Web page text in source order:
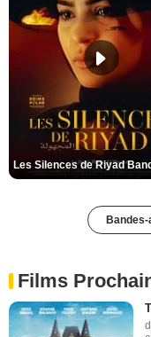
Films